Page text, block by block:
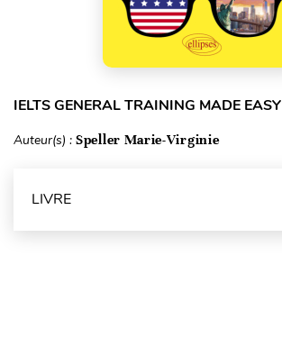
IELTS GENERAL TRAINING MADE EASY
Auteur(s) : Speller Marie-Virginie
LIVRE